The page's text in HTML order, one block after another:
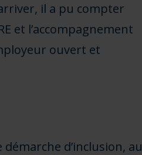
il a pu compter
et l’accompagnement
ouvert et
d’inclusion, au